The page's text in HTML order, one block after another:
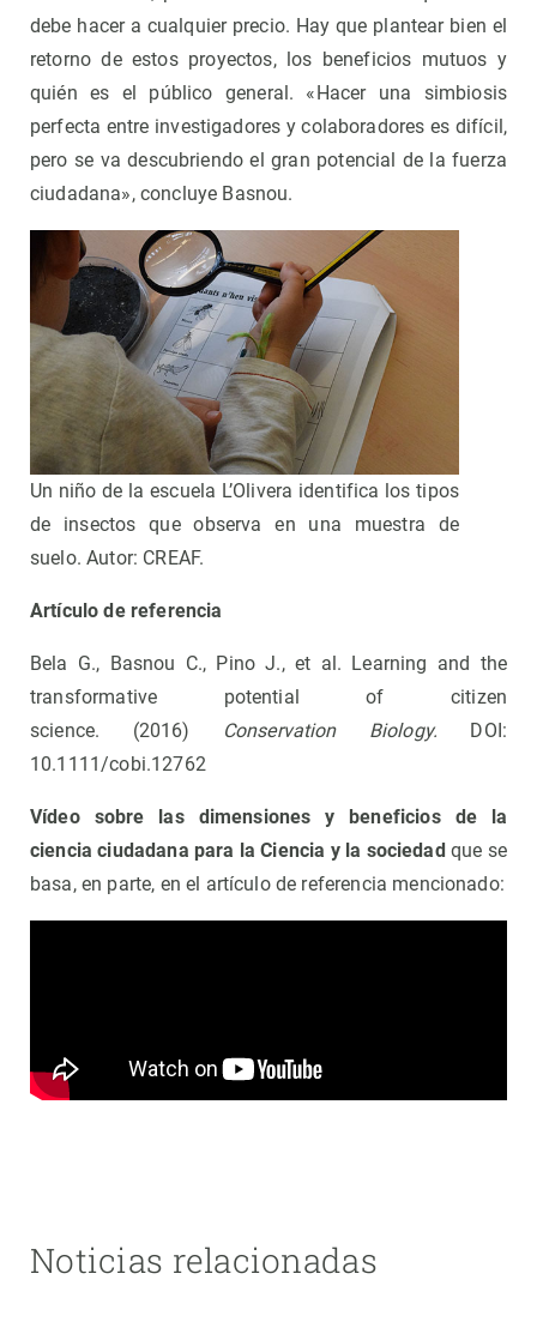
debe hacer a cualquier precio. Hay que plantear bien el
retorno de estos proyectos, los beneficios mutuos y
quién es el público general. «Hacer una simbiosis
perfecta entre investigadores y colaboradores es difícil,
pero se va descubriendo el gran potencial de la fuerza
ciudadana», concluye Basnou.
Un niño de la escuela L’Olivera identifica los tipos
de insectos que observa en una muestra de
suelo. Autor: CREAF.
Artículo de referencia
Bela G., Basnou C., Pino J., et al. Learning and the
transformative potential of citizen
science. (2016)
Conservation Biology. DOI:
10.1111/cobi.12762
Vídeo sobre las dimensiones y beneficios de la
ciencia ciudadana para la Ciencia y la sociedadque se
basa, en parte, en el artículo de referencia mencionado:
Noticias relacionadas